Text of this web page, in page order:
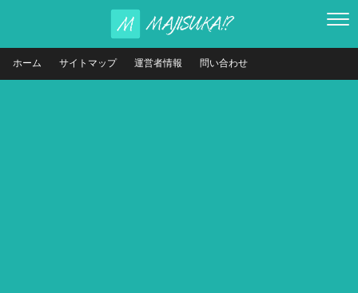
ホーム サイトマップ 運営者情報 問い合わせ